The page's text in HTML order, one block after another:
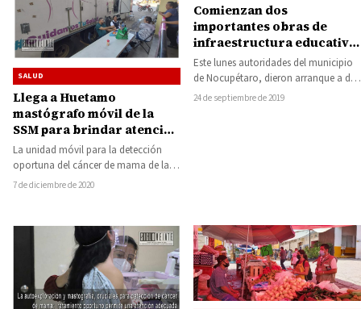
SALUD
Llega a Huetamo
mastógrafo móvil de la
SSM para brindar atención
gratuita a mujeres de 40 a
69 años
La unidad móvil para la detección
oportuna del cáncer de mama de la
Secretaría de Salud de Michoacán…
7 de diciembre de 2020
Comienzan dos
importantes obras de
infraestructura educativa
y de salud en Nocupétaro
Este lunes autoridades del municipio
de Nocupétaro, dieron arranque a dos
importantes obras de infraestructura
24 de septiembre de 2019